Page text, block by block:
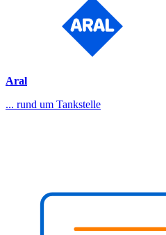
Aral
... rund um Tankstelle